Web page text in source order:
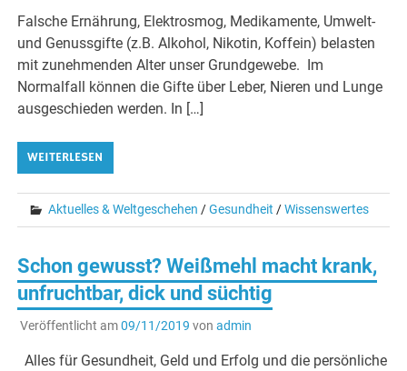
Falsche Ernährung, Elektrosmog, Medikamente, Umwelt-
und Genussgifte (z.B. Alkohol, Nikotin, Koffein) belasten
mit zunehmenden Alter unser Grundgewebe. Im
Normalfall können die Gifte über Leber, Nieren und Lunge
ausgeschieden werden. In […]
WEITERLESEN
Aktuelles & Weltgeschehen /Gesundheit /Wissenswertes
Schon gewusst? Weißmehl macht krank,
unfruchtbar, dick und süchtig
Veröffentlicht am09/11/2019 von admin
Alles für Gesundheit, Geld und Erfolg und die persönliche